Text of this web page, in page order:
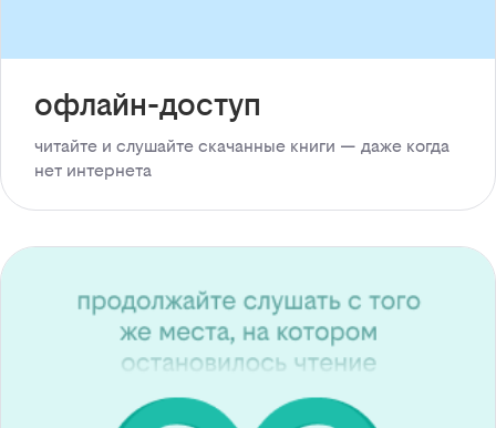
офлайн-доступ
читайте и слушайте скачанные книги — даже когда
нет интернета